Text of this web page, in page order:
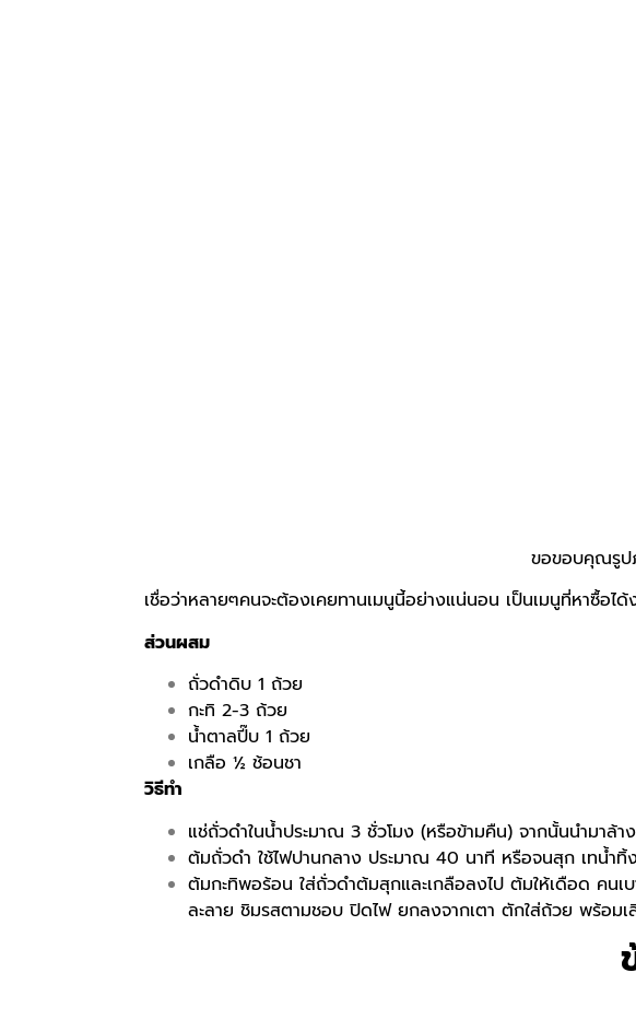
ขอขอบคุณรูป
เชื่อว่าหลายๆคนจะต้องเคยทานเมนูนี้อย่างแน่นอน เป็นเมนูที่หาซื้อ
ส่วนผสม
ถั่วดำดิบ 1 ถ้วย
กะทิ 2-3 ถ้วย
น้ำตาลปี๊บ 1 ถ้วย
เกลือ ½ ช้อนชา
วิธีทำ
แช่ถั่วดำในน้ำประมาณ 3 ชั่วโมง (หรือข้ามคืน) จากนั้นนำมาล้า
ต้มถั่วดำ ใช้ไฟปานกลาง ประมาณ 40 นาที หรือจนสุก เทน้ำทิ้
ต้มกะทิพอร้อน ใส่ถั่วดำต้มสุกและเกลือลงไป ต้มให้เดือด คน
ละลาย ชิมรสตามชอบ ปิดไฟ ยกลงจากเตา ตักใส่ถ้วย พร้อมเ